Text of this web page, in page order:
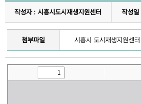
작성자 : 시흥시도시재생지원센터 작성
첨부파일 시흥시 도시재생지원센